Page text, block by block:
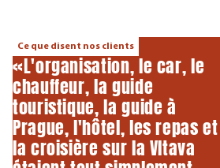
Ce que disent nos clients
«L'organisation, le car, le
chauffeur, la guide
touristique, la guide à
Prague, l'hôtel, les repas et
la croisière sur la Vltava